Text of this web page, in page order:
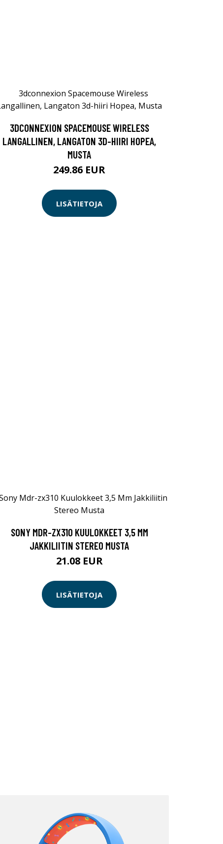
3DCONNEXION SPACEMOUSE WIRELESS
LANGALLINEN, LANGATON 3D-HIIRI HOPEA,
MUSTA
249.86 EUR
LISÄTIETOJA
SONY MDR-ZX310 KUULOKKEET 3,5 MM
JAKKILIITIN STEREO MUSTA
21.08 EUR
LISÄTIETOJA